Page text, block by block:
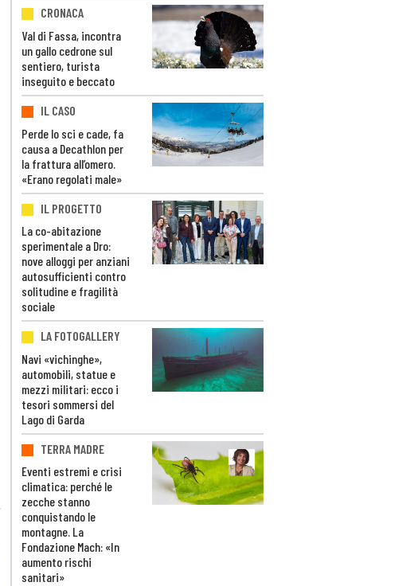
CRONACA
Val di Fassa, incontra
un gallo cedrone sul
sentiero, turista
inseguito e beccato
IL CASO
Perde lo sci e cade, fa
causa a Decathlon per
la frattura all’omero.
«Erano regolati male»
IL PROGETTO
La co-abitazione
sperimentale a Dro:
nove alloggi per anziani
autosufficienti contro
solitudine e fragilità
sociale
LA FOTOGALLERY
Navi «vichinghe»,
automobili, statue e
mezzi militari: ecco i
tesori sommersi del
Lago di Garda
TERRA MADRE
Eventi estremi e crisi
climatica: perché le
zecche stanno
conquistando le
montagne. La
Fondazione Mach: «In
aumento rischi
sanitari»